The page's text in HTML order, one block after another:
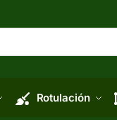
Rotulación